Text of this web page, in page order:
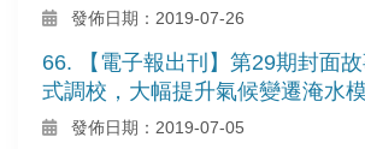
發佈日期：2019-07-26
66. 【電子報出刊】第29期封面
式調校，大幅提升氣候變遷淹水模
發佈日期：2019-07-05